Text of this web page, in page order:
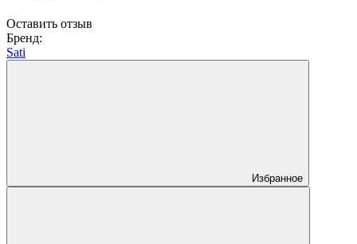
Оставить отзыв
Бренд:
Sati
Избранное